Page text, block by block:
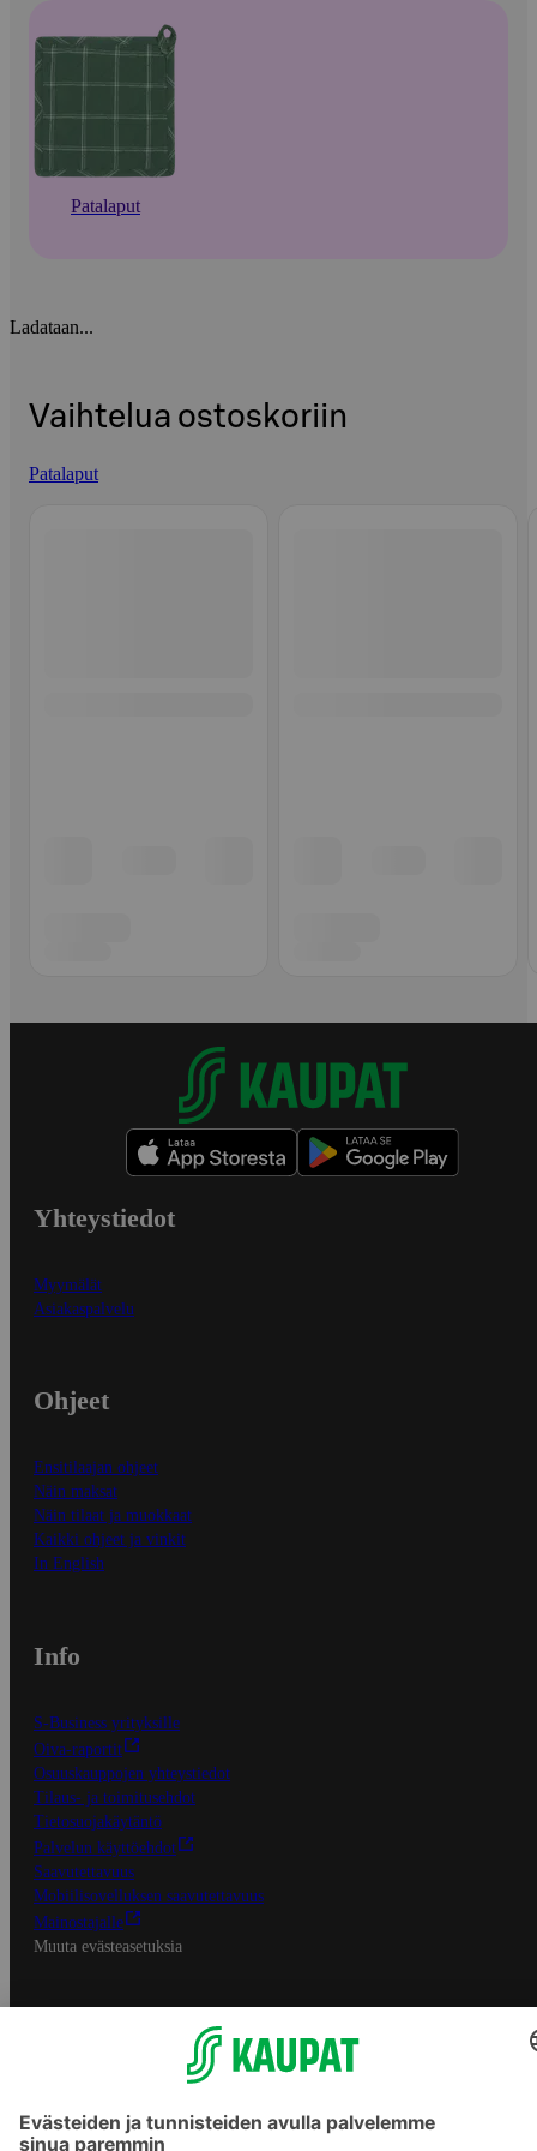
Patalaput
Ladataan...
Vaihtelua ostoskoriin
Patalaput
Yhteystiedot
Myymälät
Asiakaspalvelu
Ohjeet
Ensitilaajan ohjeet
Näin maksat
Näin tilaat ja muokkaat
Kaikki ohjeet ja vinkit
In English
Info
S-Business yrityksille
Oiva-raportit
Osuuskauppojen yhteystiedot
Tilaus- ja toimitusehdot
Tietosuojakäytäntö
Palvelun käyttöehdot
Saavutettavuus
Mobiilisovelluksen saavutettavuus
Mainostajalle
Muuta evästeasetuksia
S-ryhmän palvelut
Asiakasomistajuus